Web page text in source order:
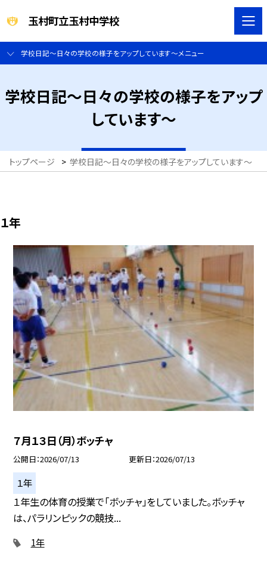
玉村町立玉村中学校
学校日記～日々の学校の様子をアップしています～メニュー
学校日記～日々の学校の様子をアップ
しています～
トップページ > 学校日記～日々の学校の様子をアップしています～
１年
７月１３日（月）ボッチャ
公開日 2026/07/13 更新日 2026/07/13
１年
１年生の体育の授業で「ボッチャ」をしていました。ボッチャ
は、パラリンピックの競技...
1年